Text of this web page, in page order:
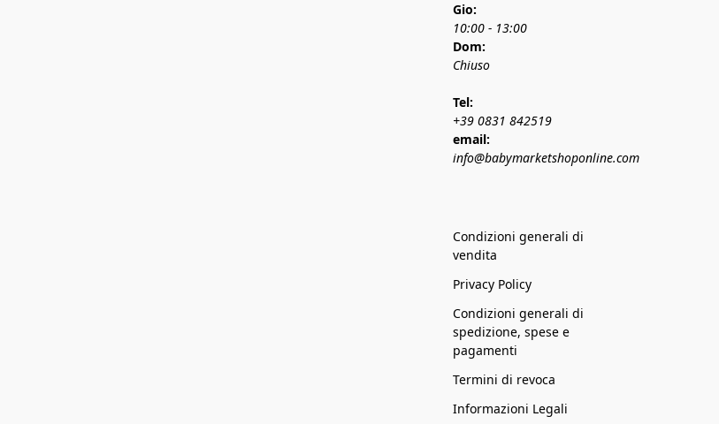
Gio:
10:00 - 13:00
Dom:
Chiuso
Tel:
+39 0831 842519
email:
info@babymarketshoponline.com
Condizioni generali di
vendita
Privacy Policy
Condizioni generali di
spedizione, spese e
pagamenti
Termini di revoca
Informazioni Legali